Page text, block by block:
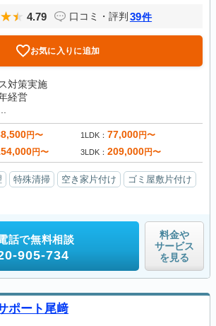
4.79 口コミ・評判 39件
お気に入りに追加
対策実施
経営
円〜 1LDK 77,000円〜
円〜 3LDK 209,000円〜
特殊清掃 空き家片付け
ゴミ屋敷片付け
話で無料相談
905-734
料金や
サービス
を見る
ポート尾﨑